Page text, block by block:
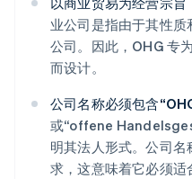
业公司是指由于其性
公司。因此，OHG 专
而设计。
公司名称必须包含
或“offene
明其法人形式。公司
求，这意味着它必须适